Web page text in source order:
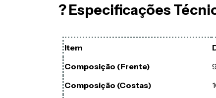
? Especificações
Item
Composição (Frente)
Composição (Costas)